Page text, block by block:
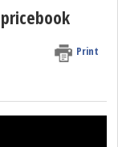
Print